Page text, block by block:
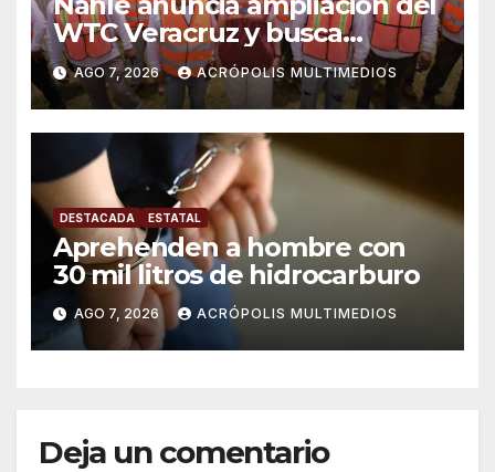
WTC Veracruz y busca
solución para ingenio en crisis
AGO 7, 2026 ACRÓPOLIS MULTIMEDIOS
DESTACADA ESTATAL
Aprehenden a hombre con
30 mil litros de hidrocarburo
AGO 7, 2026 ACRÓPOLIS MULTIMEDIOS
Deja un comentario